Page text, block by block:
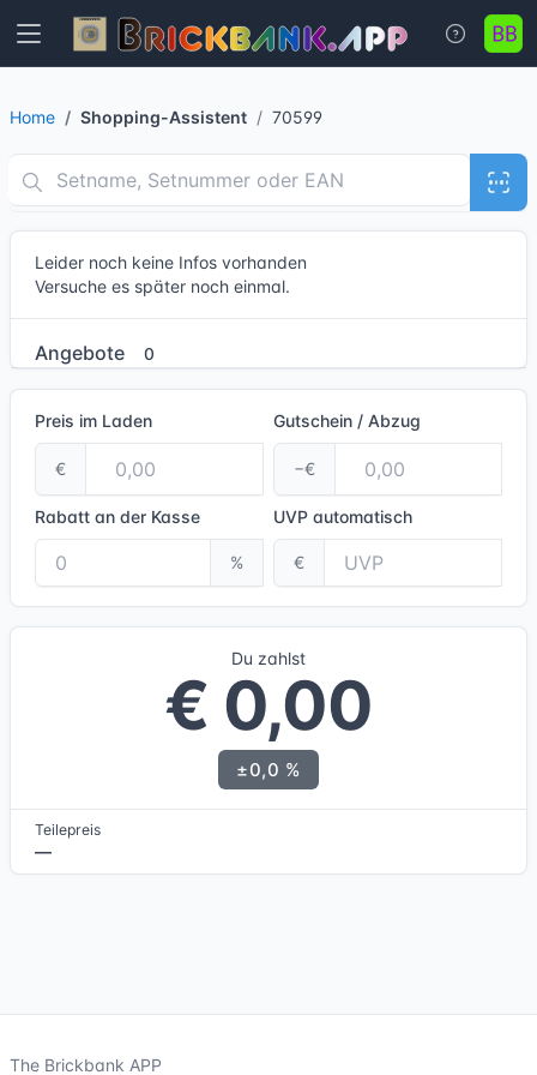
Home Shopping-Assistent 70599
Leider noch keine Infos vorhanden
Versuche es später noch einmal.
Angebote 0
Preis im Laden
€
Gutschein / Abzug
−€
Rabatt an der Kasse
%
UVP automatisch
€
Du zahlst
€ 0,00
±0,0 %
Teilepreis
—
The Brickbank APP